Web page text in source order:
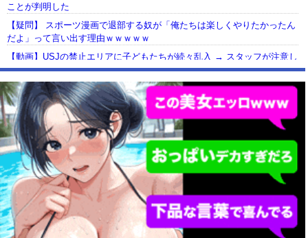
ことが判明した
【疑問】 スポーツ漫画で退部する奴が「俺たちは楽しくやりたかったん
だよ」って言い出す理由ｗｗｗｗｗ
【動画】USJの禁止エリアに子どもたちが続々乱入 → スタッフが注意し
ても止まらない事態に
Powered by livedoor 相互RSS